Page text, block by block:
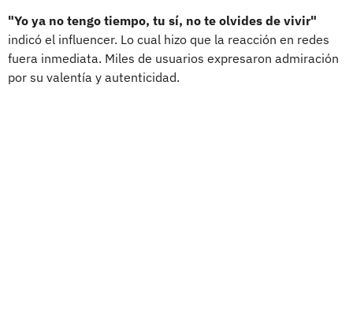
"Yo ya no tengo tiempo, tu sí, no te olvides de vivir"
indicó el influencer. Lo cual hizo que la reacción en redes
fuera inmediata. Miles de usuarios expresaron admiración
por su valentía y autenticidad.